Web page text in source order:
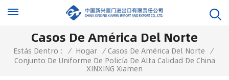
Casos De América Del Norte
Estás Dentro : / Hogar / Casos De América Del Norte /
Conjunto De Uniforme De Policía De Alta Calidad De China
XINXING Xiamen